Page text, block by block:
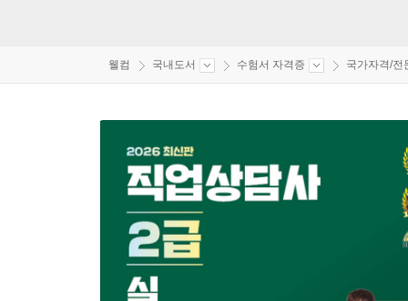
웰컴 국내도서 수험서 자격증 국가자격/전